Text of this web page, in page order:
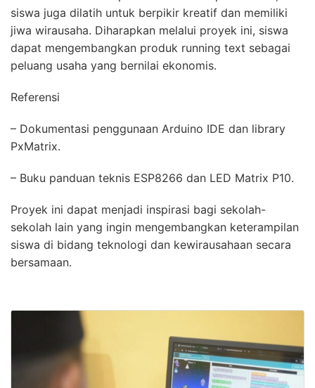
siswa juga dilatih untuk berpikir kreatif dan memiliki
jiwa wirausaha. Diharapkan melalui proyek ini, siswa
dapat mengembangkan produk running text sebagai
peluang usaha yang bernilai ekonomis.
Referensi
– Dokumentasi penggunaan Arduino IDE dan library
PxMatrix.
– Buku panduan teknis ESP8266 dan LED Matrix P10.
Proyek ini dapat menjadi inspirasi bagi sekolah-
sekolah lain yang ingin mengembangkan keterampilan
siswa di bidang teknologi dan kewirausahaan secara
bersamaan.